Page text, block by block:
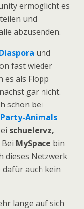
ermöglicht es
und
abzusenden.
und
fast wieder
es als Flopp
gar nicht.
schon bei
Animals
schuelervz,
MySpace bin
dieses Netzwerk
dafür auch kein
lange auf sich